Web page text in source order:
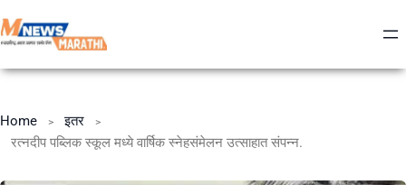
Home
इतर
रत्नदीप पब्लिक स्कूल मध्ये वार्षिक स्नेहसंमेलन उत्साहात संपन्न.